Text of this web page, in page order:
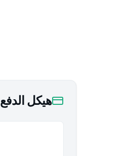
هيكل الدفع